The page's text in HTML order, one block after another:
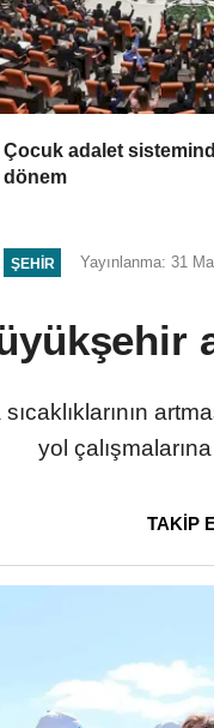
Çocuk adalet
dönem
ŞEHIR Yayınlanma: 31
yol
TAKİP